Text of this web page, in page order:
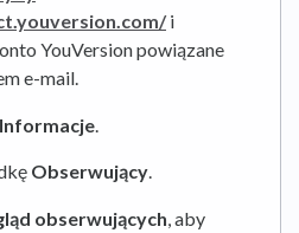
i
YouVersion powiązane
e-mail.
Informacje
Obserwujący.
obserwujących, aby